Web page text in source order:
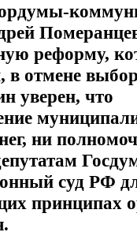
реформу,
в отмене
уверен, что
ни
суд РФ
принципах